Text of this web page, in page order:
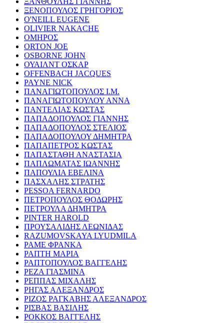
ΞΕΝΟΠΟΥΛΟΣ ΓΡΗΓΟΡΙΟΣ
O'NEILL EUGENE
OLIVIER NAKACHE
ΟΜΗΡΟΣ
ORTON JOE
OSBORNE JOHN
ΟΥΑΙΛΝΤ ΟΣΚΑΡ
OFFENBACH JACQUES
PAYNE NICK
ΠΑΝΑΓΙΩΤΟΠΟΥΛΟΣ Ι.Μ.
ΠΑΝΑΓΙΩΤΟΠΟΥΛΟΥ ΑΝΝΑ
ΠΑΝΤΕΛΙΑΣ ΚΩΣΤΑΣ
ΠΑΠΑΔΟΠΟΥΛΟΣ ΓΙΑΝΝΗΣ
ΠΑΠΑΔΟΠΟΥΛΟΣ ΣΤΕΛΙΟΣ
ΠΑΠΑΔΟΠΟΥΛΟΥ ΔΗΜΗΤΡΑ
ΠΑΠΑΠΕΤΡΟΣ ΚΩΣΤΑΣ
ΠΑΠΑΣΤΑΘΗ ΑΝΑΣΤΑΣΙΑ
ΠΑΠΛΩΜΑΤΑΣ ΙΩΑΝΝΗΣ
ΠΑΠΟΥΛΙΑ ΕΒΕΛΙΝΑ
ΠΑΣΧΑΛΗΣ ΣΤΡΑΤΗΣ
PESSOA FERNARDO
ΠΕΤΡΟΠΟΥΛΟΣ ΘΟΔΩΡΗΣ
ΠΕΤΡΟΥΛΑ ΔΗΜΗΤΡΑ
PINTER HAROLD
ΠΡΟΥΣΑΛΙΔΗΣ ΛΕΩΝΙΔΑΣ
RAZUMOVSKAYA LYUDMILA
ΡΑΜΕ ΦΡΑΝΚΑ
ΡΑΠΤΗ ΜΑΡΙΑ
ΡΑΠΤΟΠΟΥΛΟΣ ΒΑΓΓΕΛΗΣ
ΡΕΖΑ ΓΙΑΣΜΙΝΑ
ΡΕΠΠΑΣ ΜΙΧΑΛΗΣ
ΡΗΓΑΣ ΑΛΕΞΑΝΔΡΟΣ
ΡΙΖΟΣ ΡΑΓΚΑΒΗΣ ΑΛΕΞΑΝΔΡΟΣ
ΡΙΣΒΑΣ ΒΑΣΙΛΗΣ
ΡΟΚΚΟΣ ΒΑΓΓΕΛΗΣ